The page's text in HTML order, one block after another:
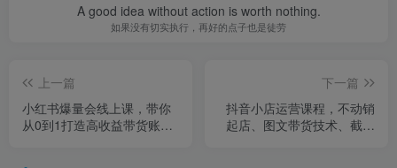
A good idea without action is worth nothing.
如果没有切实执行，再好的点子也是徒劳
上一篇
小红书爆量会线上课，带你
从0到1打造高收益带货账
下一篇
抖音小店运营课程，不动销
起店、图文带货技术、截流